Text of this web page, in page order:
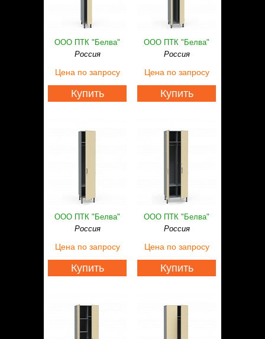
Контакты
ООО ПТК "Белва"
Россия
Цена по запросу
Купить
ООО ПТК "Белва"
Россия
Цена по запросу
Купить
ООО ПТК "Белва"
Россия
Цена по запросу
Купить
ООО ПТК "Белва"
Россия
Цена по запросу
Купить